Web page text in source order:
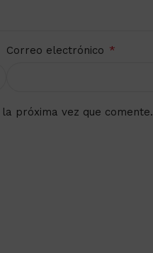
Correo electrónico *
próxima vez que comente.